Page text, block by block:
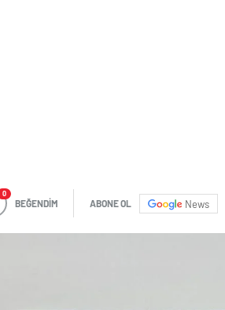
0
BEĞENDİM ABONE OL News